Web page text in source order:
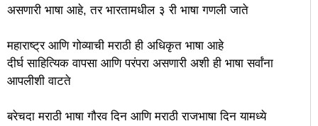
असणारी भाषा आहे, तर भारतामधील ३ री भाषा गणली जाते
महाराष्ट्र आणि गोव्याची मराठी ही अधिकृत भाषा आहे
दीर्घ साहित्यिक वापसा आणि परंपरा असणारी अशी ही भाषा सर्वांना
आपलीशी वाटते
बरेचदा मराठी भाषा गौरव दिन आणि मराठी राजभाषा दिन यामध्ये